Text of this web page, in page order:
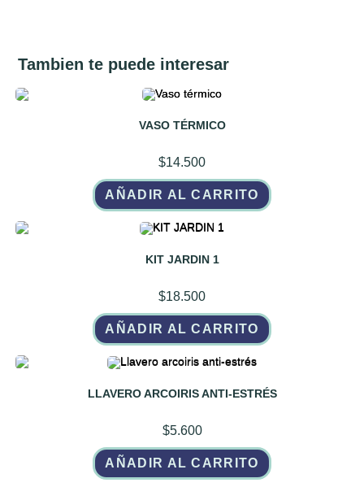
cantidad
Tambien te puede interesar
VASO TÉRMICO
$14.500
AÑADIR AL CARRITO
KIT JARDIN 1
$18.500
AÑADIR AL CARRITO
LLAVERO ARCOIRIS ANTI-ESTRÉS
$5.600
AÑADIR AL CARRITO